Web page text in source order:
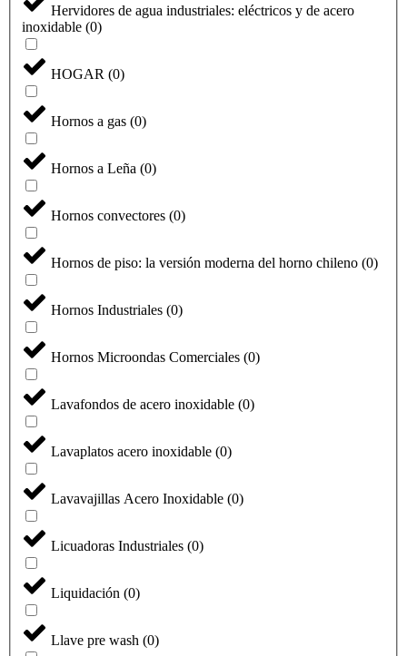
Hervidores de agua industriales: eléctricos y de acero
inoxidable (0)
HOGAR (0)
Hornos a gas (0)
Hornos a Leña (0)
Hornos convectores (0)
Hornos de piso: la versión moderna del horno chileno (0)
Hornos Industriales (0)
Hornos Microondas Comerciales (0)
Lavafondos de acero inoxidable (0)
Lavaplatos acero inoxidable (0)
Lavavajillas Acero Inoxidable (0)
Licuadoras Industriales (0)
Liquidación (0)
Llave pre wash (0)